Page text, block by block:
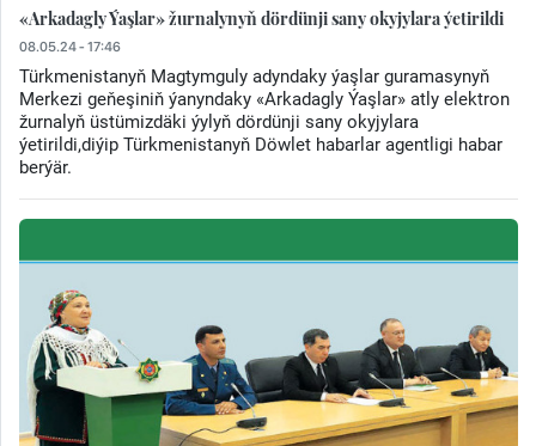
«Arkadagly Ýaşlar» žurnalynyň dördünji sany okyjylara ýetirildi
08.05.24 - 17:46
Türkmenistanyň Magtymguly adyndaky ýaşlar guramasynyň
Merkezi geňeşiniň ýanyndaky «Arkadagly Ýaşlar» atly elektron
žurnalyň üstümizdäki ýylyň dördünji sany okyjylara
ýetirildi,diýip Türkmenistanyň Döwlet habarlar agentligi habar
berýär.